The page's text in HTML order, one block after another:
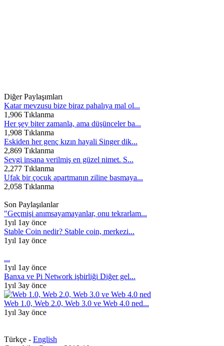
Diğer Paylaşımları
Katar mevzusu bize biraz pahalıya mal ol...
1,906 Tıklanma
Her şey biter zamanla, ama düşünceler ba...
1,908 Tıklanma
Eskiden her genç kızın hayali Singer dik...
2,869 Tıklanma
Sevgi insana verilmiş en güzel nimet. S...
2,277 Tıklanma
Ufak bir çocuk apartmanın ziline basmaya...
2,058 Tıklanma
Son Paylaşılanlar
"Geçmişi anımsayamayanlar, onu tekrarlam...
1yıl 1ay önce
Stable Coin nedir? Stable coin, merkezi...
1yıl 1ay önce
...
1yıl 1ay önce
Banxa ve Pi Network işbirliği Diğer gel...
1yıl 3ay önce
Web 1.0, Web 2.0, Web 3.0 ve Web 4.0 ned...
1yıl 3ay önce
Türkçe - English